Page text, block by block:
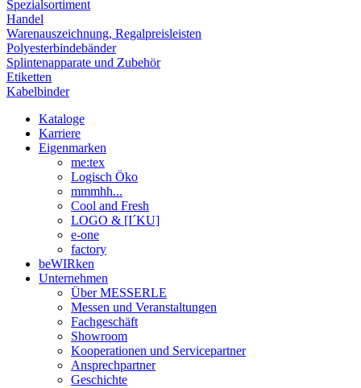
Spezialsortiment
Handel
Warenauszeichnung, Regalpreisleisten
Polyesterbindebänder
Splintenapparate und Zubehör
Etiketten
Kabelbinder
Kataloge
Karriere
Eigenmarken
me:tex
Logisch Öko
mmmhh...
Cool and Fresh
LOGO & [I´KU]
e-one
factory
beWIRken
Unternehmen
Über MESSERLE
Messen und Veranstaltungen
Fachgeschäft
Showroom
Kooperationen und Servicepartner
Ansprechpartner
Geschichte